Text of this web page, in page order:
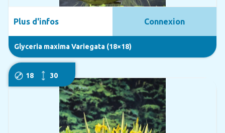
Glyceria maxima Variegata (18×18)
Plus d'infos Connexion
18 30